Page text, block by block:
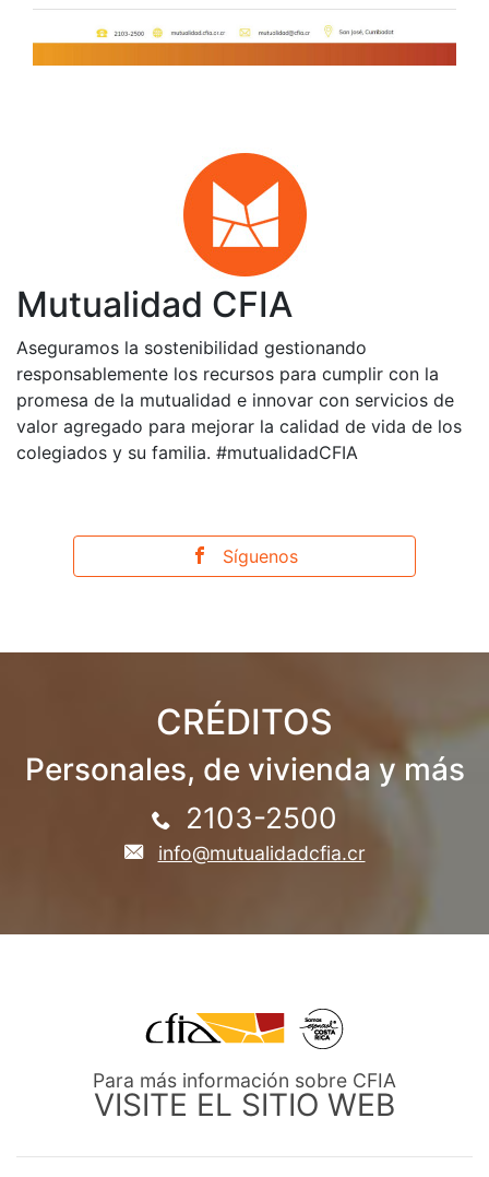
Mutualidad CFIA
Aseguramos la sostenibilidad gestionando
responsablemente los recursos para cumplir con la
promesa de la mutualidad e innovar con servicios de
valor agregado para mejorar la calidad de vida de los
colegiados y su familia. #mutualidadCFIA
Síguenos
CRÉDITOS
Personales, de vivienda y más
2103-2500
info@mutualidadcfia.cr
Para más información sobre CFIA
VISITE EL SITIO WEB